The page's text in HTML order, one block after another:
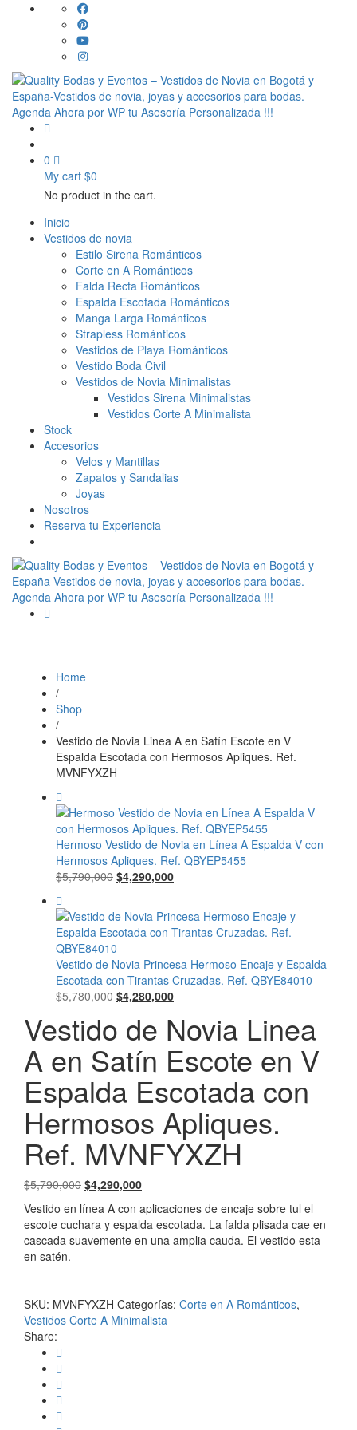
0
My cart $0
No product in the cart.
Inicio
Vestidos de novia
Estilo Sirena Románticos
Corte en A Románticos
Falda Recta Románticos
Espalda Escotada Románticos
Manga Larga Románticos
Strapless Románticos
Vestidos de Playa Románticos
Vestido Boda Civil
Vestidos de Novia Minimalistas
Vestidos Sirena Minimalistas
Vestidos Corte A Minimalista
Stock
Accesorios
Velos y Mantillas
Zapatos y Sandalias
Joyas
Nosotros
Reserva tu Experiencia
Home
/
Shop
/
Vestido de Novia Linea A en Satín Escote en V
Espalda Escotada con Hermosos Apliques. Ref.
MVNFYXZH
Hermoso Vestido de Novia en Línea A Espalda V con
Hermosos Apliques. Ref. QBYEP5455
$5,790,000 El
era:
$5,790,000.
$4,290,000El
es:
$4,290,000.
Vestido de Novia Princesa Hermoso Encaje y Espalda
Escotada con Tirantas Cruzadas. Ref. QBYE84010
$5,780,000 El
original
era:
$5,780,000.
$4,280,000El
actual
es:
$4,280,000.
Vestido de Novia Linea
A en Satín Escote en V
Espalda Escotada con
Hermosos Apliques.
Ref. MVNFYXZH
$5,790,000 El
original
era:
$5,790,000.
$4,290,000El
actual
es:
$4,290,000.
Vestido en línea A con aplicaciones de encaje sobre tul el
escote cuchara y espalda escotada. La falda plisada cae en
cascada suavemente en una amplia cauda. El vestido esta
en satén.
SKU: MVNFYXZH Categorías: Corte en A Románticos,
Vestidos Corte A Minimalista
Share: